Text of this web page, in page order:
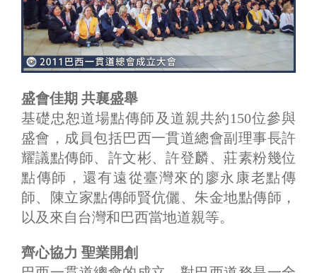
盛會佳期 共襄盛舉
基礎忠恕道場點傳師及道親共約150位參與
盛會，成員包括巴西一貫道總會副理事長許
耀議點傳師、許文彬、許登麟、莊素粉幾位
點傳師，還有遠從臺灣來的廖永康老點傳
師、陳立家點傳師賢伉儷、朱金地點傳師，
以及來自台灣和巴西當地道親等。
齊心協力 聖業開創